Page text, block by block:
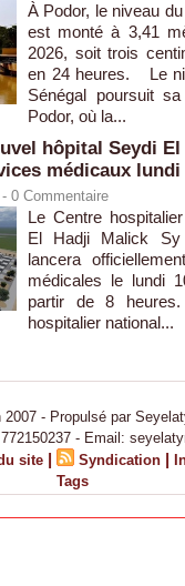
À Podor, le niveau
est monté à 3,41
2026, soit trois
en 24 heures. Le
Sénégal poursuit
Podor, où la...
hôpital Seydi
médicaux lundi
0 Commentaire
Le Centre
El Hadji Malick Sy
lancera
médicales le lundi
partir de 8
hospitalier national...
- Propulsé par
- Email:
site | Syndication |
Tags